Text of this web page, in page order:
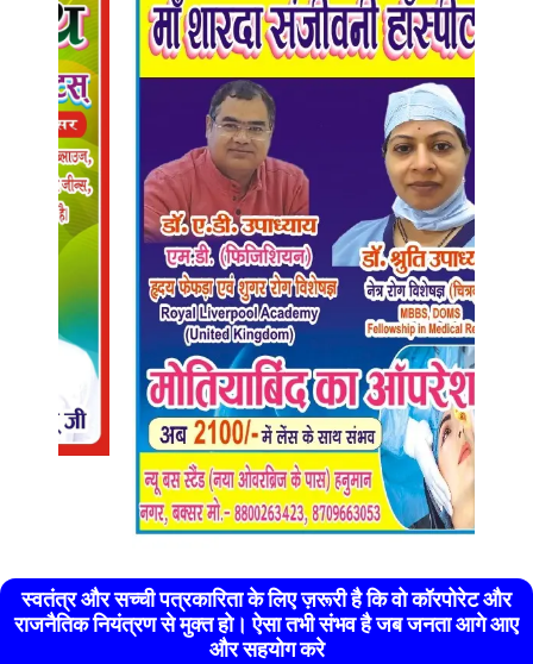
स्वतंत्र और सच्ची पत्रकारिता के लिए ज़रूरी है कि वो कॉरपोरेट और
राजनैतिक नियंत्रण से मुक्त हो। ऐसा तभी संभव है जब जनता आगे आए
और सहयोग करे